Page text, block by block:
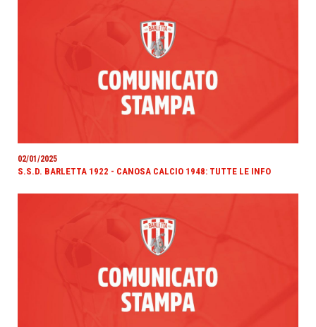
02/01/2025
S.S.D. BARLETTA 1922 - CANOSA CALCIO 1948: TUTTE LE INFO